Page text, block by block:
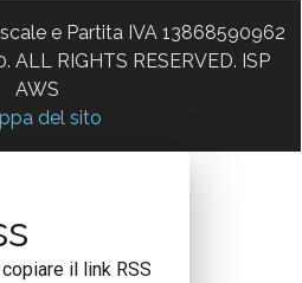
e Partita IVA 13868590962
RIGHTS RESERVED. ISP
AWS
del sito
il link RSS